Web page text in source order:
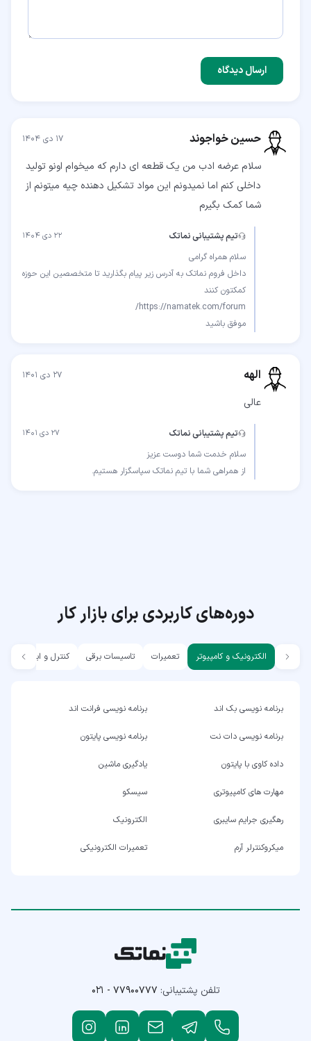
ارسال دیدگاه
حسین خواجوند ۱۷ دی ۱۴۰۴
سلام عرضه ادب من یک قطعه ای دارم که میخوام اونو تولید
داخلی کنم اما نمیدونم این مواد تشکیل دهنده چیه میتونم از
شما کمک بگیرم
تیم پشتیبانی نماتک ۲۲ دی ۱۴۰۴
داخل فروم نماتک به آدرس زیر پیام بگذارید تا متخصصین این حوزه
موفق باشید
الهه ۲۷ دی ۱۴۰۱
عالی
تیم پشتیبانی نماتک ۲۷ دی ۱۴۰۱
از همراهی شما با تیم نماتک سپاسگزار هستیم.
دوره‌های کاربردی برای بازار کار
الکترونیک و کامپیوتر تعمیرات تاسیسات برقی کنترل و ابزار دقیق
برنامه نویسی بک اند برنامه نویسی فرانت اند
برنامه نویسی دات نت برنامه نویسی پایتون
داده کاوی با پایتون یادگیری ماشین
مهارت های کامپیوتری سیسکو
رهگیری جرایم سایبری الکترونیک
میکروکنترلر آرم تعمیرات الکترونیکی
تلفن پشتیبانی: ۰۲۱ - ۷۷۹۰۰۷۷۷